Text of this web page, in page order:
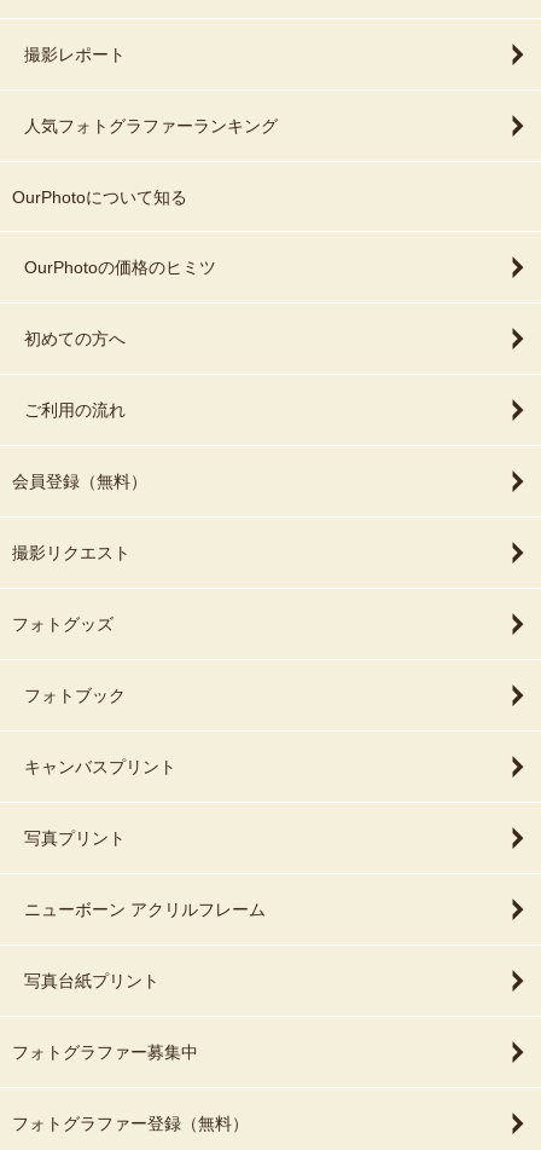
撮影レポート
人気フォトグラファーランキング
OurPhotoについて知る
OurPhotoの価格のヒミツ
初めての方へ
ご利用の流れ
会員登録（無料）
撮影リクエスト
フォトグッズ
フォトブック
キャンバスプリント
写真プリント
ニューボーン アクリルフレーム
写真台紙プリント
フォトグラファー募集中
フォトグラファー登録（無料）